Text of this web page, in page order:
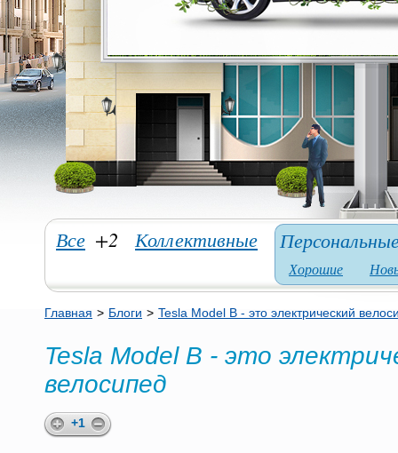
Все +2 Коллективные
Хорошие
Главная > Блоги > Tesla Model B - это электрический
Tesla Model B - это
велосипед
+1